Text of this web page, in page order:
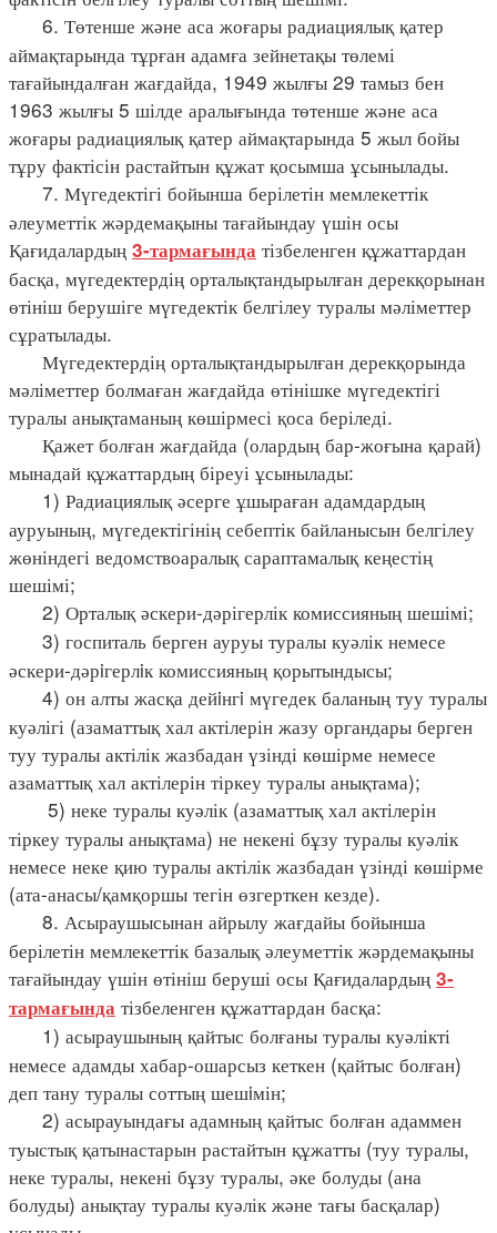
6. Төтенше және аса жоғары радиациялық қатер
аймақтарында тұрған адамға зейнетақы төлемі
тағайындалған жағдайда, 1949 жылғы 29 тамыз бен
1963 жылғы 5 шілде аралығында төтенше және аса
жоғары радиациялық қатер аймақтарында 5 жыл бойы
тұру фактісін растайтын құжат қосымша ұсынылады.
7. Мүгедектігі бойынша берілетін мемлекеттік
әлеуметтік жәрдемақыны тағайындау үшін осы
Қағидалардың 3-тармағында тізбеленген құжаттардан
басқа, мүгедектердің орталықтандырылған дерекқорынан
өтініш берушіге мүгедектік белгілеу туралы мәліметтер
сұратылады.
Мүгедектердің орталықтандырылған дерекқорында
мәліметтер болмаған жағдайда өтінішке мүгедектігі
туралы анықтаманың көшірмесі қоса беріледі.
Қажет болған жағдайда (олардың бар-жоғына қарай)
мынадай құжаттардың біреуі ұсынылады:
1) Радиациялық әсерге ұшыраған адамдардың
ауруының, мүгедектігінің себептік байланысын белгілеу
жөніндегі ведомствоаралық сараптамалық кеңестің
шешімі;
2) Орталық әскери-дәрігерлік комиссияның шешімі;
3) госпиталь берген ауруы туралы куәлік немесе
әскери-дәрiгерлiк комиссияның қорытындысы;
4) он алты жасқа дейiнгi мүгедек баланың туу туралы
куәлігі (азаматтық хал актілерін жазу органдары берген
туу туралы актілік жазбадан үзінді көшірме немесе
азаматтық хал актілерін тіркеу туралы анықтама);
5) неке туралы куәлік (азаматтық хал актілерін
тіркеу туралы анықтама) не некені бұзу туралы куәлік
немесе неке қию туралы актілік жазбадан үзінді көшірме
(ата-анасы/қамқоршы тегін өзгерткен кезде).
8. Асыраушысынан айрылу жағдайы бойынша
берілетін мемлекеттік базалық әлеуметтік жәрдемақыны
тағайындау үшін өтініш беруші осы Қағидалардың 3-
тармағында тізбеленген құжаттардан басқа:
1) асыраушының қайтыс болғаны туралы куәлікті
немесе адамды хабар-ошарсыз кеткен (қайтыс болған)
деп тану туралы соттың шешiмін;
2) асырауындағы адамның қайтыс болған адаммен
туыстық қатынастарын растайтын құжатты (туу туралы,
неке туралы, некені бұзу туралы, әке болуды (ана
болуды) анықтау туралы куәлік және тағы басқалар)